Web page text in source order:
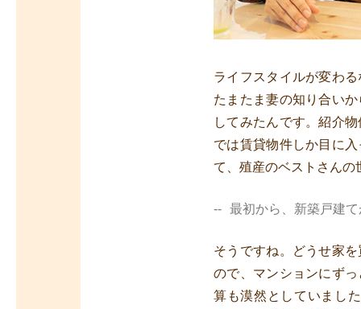
ライフスタイルが変わ
たまたま妻の知り合い
してみたんです。紹介
では賃貸物件しか目に
て、殖産のベストさんの
最初から、新築戸建
そうですね。どうせ家
ので、マンションにず
算も漠然としていまし